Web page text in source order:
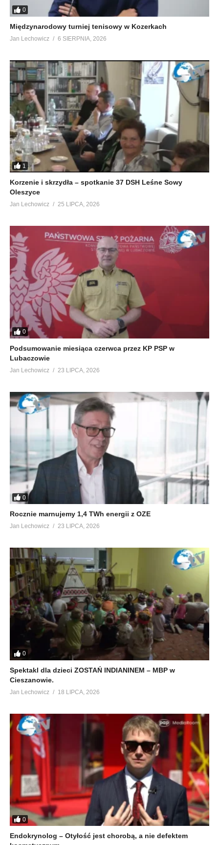
0
Międzynarodowy turniej tenisowy w Kozerkach
Jan Lechowicz 6 SIERPNIA, 2026
1
Korzenie i skrzydła – spotkanie 37 DSH Leśne Sowy
Oleszyce
Jan Lechowicz 25 LIPCA, 2026
0
Podsumowanie miesiąca czerwca przez KP PSP w
Lubaczowie
Jan Lechowicz 23 LIPCA, 2026
0
Rocznie marnujemy 1,4 TWh energii z OZE
Jan Lechowicz 23 LIPCA, 2026
0
Spektakl dla dzieci ZOSTAŃ INDIANINEM – MBP w
Cieszanowie.
Jan Lechowicz 18 LIPCA, 2026
0
Endokrynolog – Otyłość jest chorobą, a nie defektem